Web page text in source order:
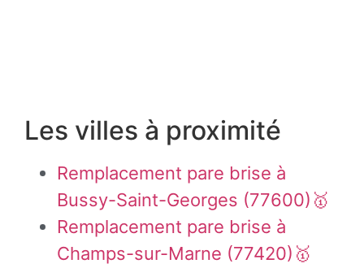
Les villes à proximité
Remplacement pare brise à
Bussy-Saint-Georges (77600)🥇
Remplacement pare brise à
Champs-sur-Marne (77420)🥇